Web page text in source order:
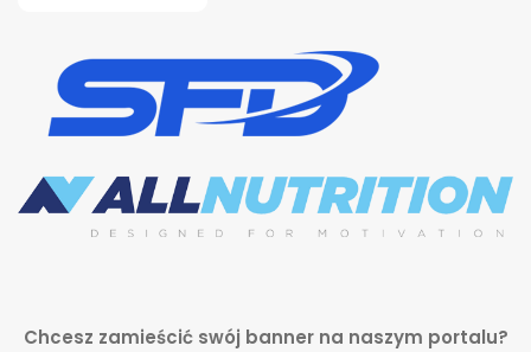
Chcesz zamieścić swój banner na naszym portalu?